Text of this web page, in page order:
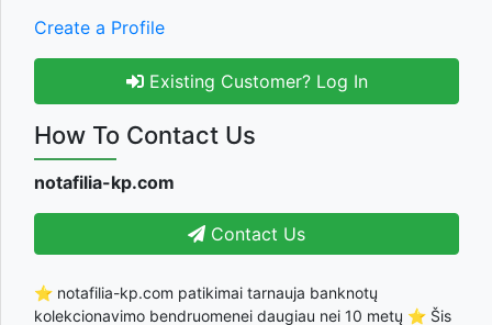
Create a Profile
Existing Customer? Log In
How To Contact Us
notafilia-kp.com
Contact Us
⭐ notafilia-kp.com patikimai tarnauja banknotų
kolekcionavimo bendruomenei daugiau nei 10 metų ⭐ Šis